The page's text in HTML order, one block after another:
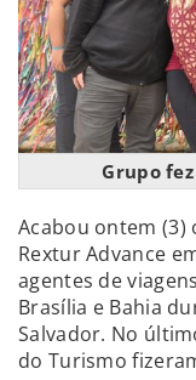
Grupo
Acabou ontem (3)
Rextur Advance
agentes de
Brasília e Bahia
Salvador. No
do Turismo